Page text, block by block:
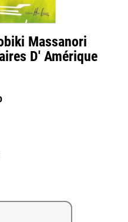
Massanori
D' Amérique